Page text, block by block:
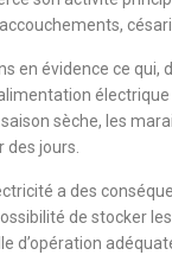
en évidence ce
sèche, les
jours.
a des
de stocker
d’opération